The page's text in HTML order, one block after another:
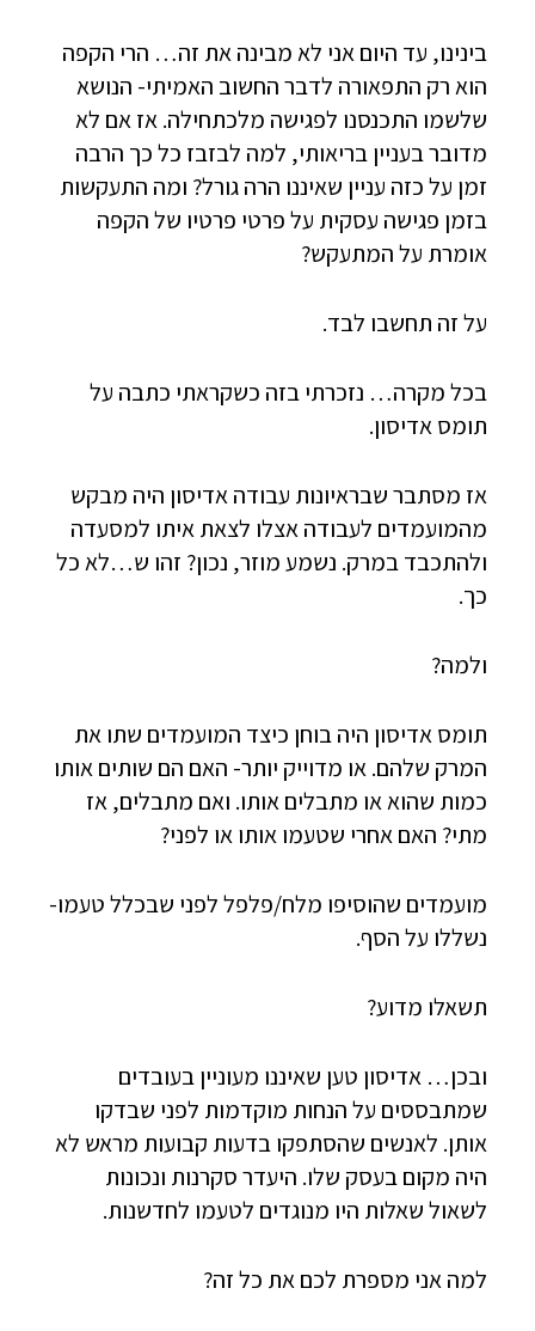
בינינו, עד היום אני לא מבינה את זה… הרי הקפה
הוא רק התפאורה לדבר החשוב האמיתי- הנושא
שלשמו התכנסנו לפגישה מלכתחילה. אז אם לא
מדובר בעניין בריאותי, למה לבזבז כל כך הרבה
זמן על כזה עניין שאיננו הרה גורל? ומה התעקשות
בזמן פגישה עסקית על פרטי פרטיו של הקפה
אומרת על המתעקש?
על זה תחשבו לבד.
בכל מקרה… נזכרתי בזה כשקראתי כתבה על
תומס אדיסון.
אז מסתבר שבראיונות עבודה אדיסון היה מבקש
מהמועמדים לעבודה אצלו לצאת איתו למסעדה
ולהתכבד במרק. נשמע מוזר, נכון? זהו ש…לא כל
כך.
ולמה?
תומס אדיסון היה בוחן כיצד המועמדים שתו את
המרק שלהם. או מדוייק יותר- האם הם שותים אותו
כמות שהוא או מתבלים אותו. ואם מתבלים, אז
מתי? האם אחרי שטעמו אותו או לפני?
מועמדים שהוסיפו מלח/פלפל לפני שבכלל טעמו-
נשללו על הסף.
תשאלו מדוע?
ובכן… אדיסון טען שאיננו מעוניין בעובדים
שמתבססים על הנחות מוקדמות לפני שבדקו
אותן. לאנשים שהסתפקו בדעות קבועות מראש לא
היה מקום בעסק שלו. היעדר סקרנות ונכונות
לשאול שאלות היו מנוגדים לטעמו לחדשנות.
למה אני מספרת לכם את כל זה?